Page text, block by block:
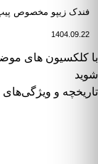
فندک زیپو مخصوص پیپ
1404.09.22
راهبری نوشته
با کلکسیون های
شوید
تاریخچه و